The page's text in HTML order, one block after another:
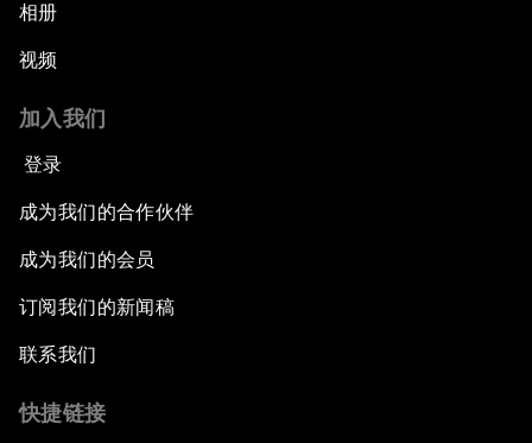
相册
视频
加入我们
登录
成为我们的合作伙伴
成为我们的会员
订阅我们的新闻稿
联系我们
快捷链接